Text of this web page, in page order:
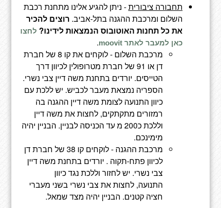
תחבורה ציבורית- ניתן להגיע אלינו מתחנת רכבת
השלום ומרכבת ההגנה בתל-אביב. רוצים להכיר
את כל תחנות האוטובוס הנמצאות לידינו? לחצו
כאן למעבר לאתר moovit
.
מרכבת השלום - לוקחים את קו 8 של חברת
דן או 91 של חברת מטרופולין לכיוון דרך
הטייסים. יורדים בתחנת משה דיין צבי נשרי.
הספריה נמצאת מעבר לכביש. יש ללכת עם
כיוון התנועה לצומת משה דיין ההגנה בה
רמזורים מתקתקים, לחצות את משה דיין
וללכת כ200 מ עד הכניסה לבניין. הבניין יהיה
מימינכם.
מרכבת ההגנה - לוקחים קו
38 של חברת דן
לכיוון פתח-תקוה . יורדים בתחנת משה דיין
צבי נשרי. יש לחזור וללכת נגד כיוון
התנועה, לחצות את צבי נשרי בשני מעברי
חציה קטנים. הבניין יהיה מצד שמאל.